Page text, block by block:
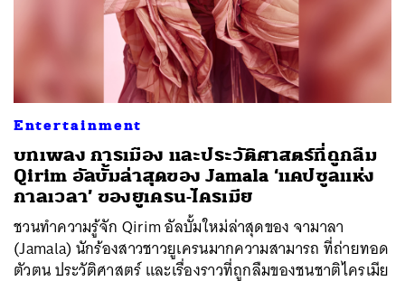
Entertainment
บทเพลง การเมือง และประวัติศาสตร์ที่ถูกลืม
Qirim อัลบั้มล่าสุดของ Jamala ‘แคปซูลแห่ง
กาลเวลา’ ของยูเครน-ไครเมีย
ชวนทำความรู้จัก Qirim อัลบั้มใหม่ล่าสุดของ จามาลา
(Jamala) นักร้องสาวชาวยูเครนมากความสามารถ ที่ถ่ายทอด
ตัวตน ประวัติศาสตร์ และเรื่องราวที่ถูกลืมของชนชาติไครเมีย